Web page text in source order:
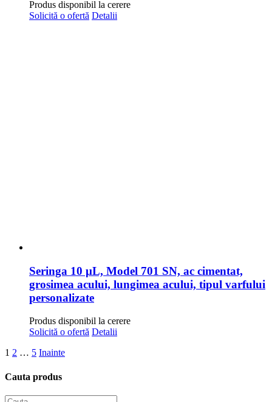
Produs disponibil la cerere
Solicită o ofertă Detalii
Seringa 10 μL, Model 701 SN, ac cimentat,
grosimea acului, lungimea acului, tipul varfului
personalizate
Produs disponibil la cerere
Solicită o ofertă Detalii
1 2 … 5 Inainte
Cauta produs